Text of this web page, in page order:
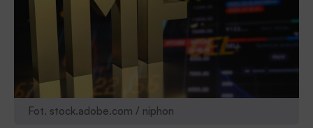
Fot. stock.adobe.com / niphon